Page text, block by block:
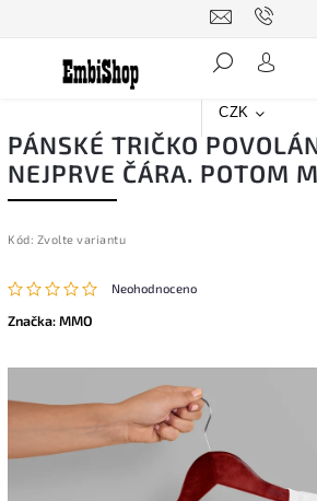
CZK
PÁNSKÉ TRIČKO
NEJPRVE ČÁRA. POTOM
Kód: Zvolte variantu
Neohodnoceno
Značka:MMO